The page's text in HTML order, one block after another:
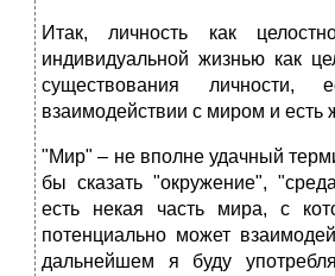
Итак, личность как
индивидуальной жизнью как
существования
взаимодействии с миром и есть
"Мир" – не вполне удачный
бы сказать "окружение",
есть некая часть мира, с
потенциально может
дальнейшем я буду